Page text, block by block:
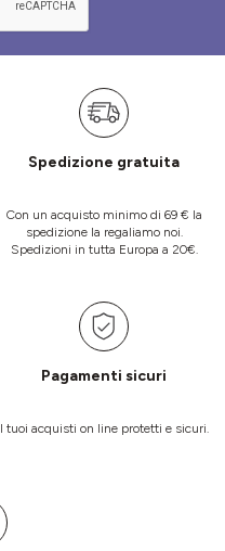
Spedizione gratuita
Con un acquisto minimo di 69 € la
spedizione la regaliamo noi.
Spedizioni in tutta Europa a 20€.
Pagamenti sicuri
I tuoi acquisti on line protetti e sicuri.